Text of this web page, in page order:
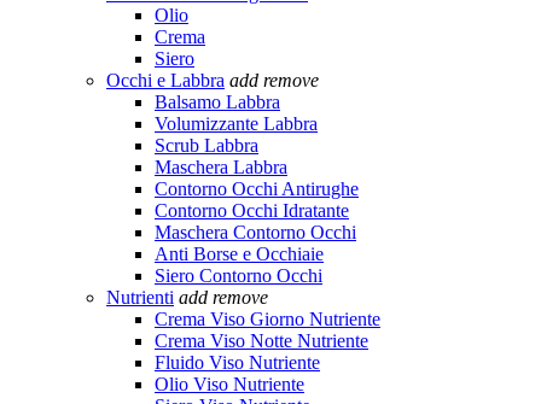
Olio
Crema
Siero
Occhi e Labbra add remove
Balsamo Labbra
Volumizzante Labbra
Scrub Labbra
Maschera Labbra
Contorno Occhi Antirughe
Contorno Occhi Idratante
Maschera Contorno Occhi
Anti Borse e Occhiaie
Siero Contorno Occhi
Nutrienti add remove
Crema Viso Giorno Nutriente
Crema Viso Notte Nutriente
Fluido Viso Nutriente
Olio Viso Nutriente